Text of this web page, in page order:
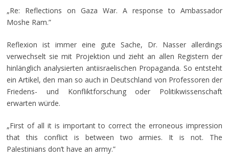
„Re: Reflections on Gaza War. A response to Ambassador
Moshe Ram.”
Reflexion ist immer eine gute Sache, Dr. Nasser allerdings
verwechselt sie mit Projektion und zieht an allen Registern der
hinlänglich analysierten antiisraelischen Propaganda. So entsteht
ein Artikel, den man so auch in Deutschland von Professoren der
Friedens- und Konfliktforschung oder Politikwissenschaft
erwarten würde.
„First of all it is important to correct the erroneous impression
that this conflict is between two armies. It is not. The
Palestinians don’t have an army.”